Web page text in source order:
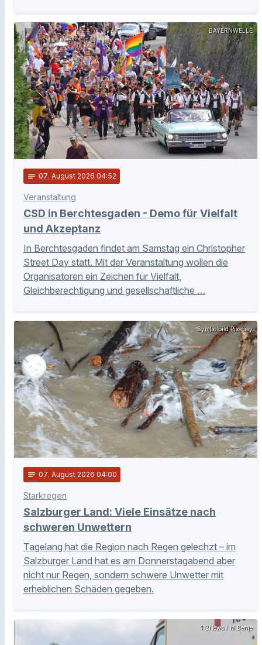
BAYERNWELLE
notes 07. August 2026 04:52
Veranstaltung
CSD in Berchtesgaden - Demo für Vielfalt
und Akzeptanz
In Berchtesgaden findet am Samstag ein Christopher
Street Day statt. Mit der Veranstaltung wollen die
Organisatoren ein Zeichen für Vielfalt,
Gleichberechtigung und gesellschaftliche …
Symbolbild Pixabay
notes 07. August 2026 04:00
Starkregen
Salzburger Land: Viele Einsätze nach
schweren Unwettern
Tagelang hat die Region nach Regen gelechzt – im
Salzburger Land hat es am Donnerstagabend aber
nicht nur Regen, sondern schwere Unwetter mit
erheblichen Schäden gegeben.
112News / M.Benje